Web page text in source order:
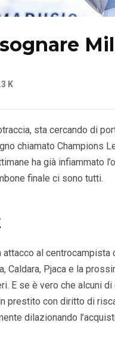
K
sta cercando di
chiamato Champions
ha già infiammato
finale ci sono tutti.
al
Caldara, Pjaca e la
E se è vero che alcuni
prestito con diritto di
dilazionando